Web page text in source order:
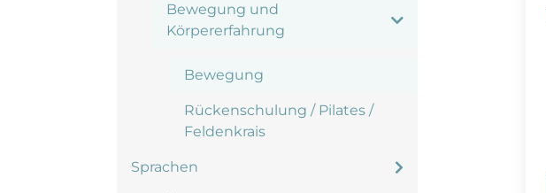
Bewegung und
Körpererfahrung
Bewegung
Rückenschulung / Pilates /
Feldenkrais
Sprachen